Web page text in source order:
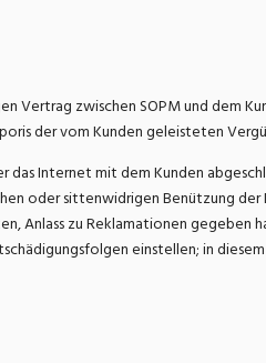
zwischen SOPM und dem
der vom Kunden geleisteten
Internet mit dem Kunden
oder sittenwidrigen Benützung der
Anlass zu Reklamationen gegeben
einstellen; in